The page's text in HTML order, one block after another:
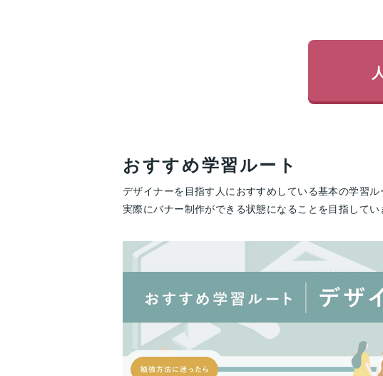
おすすめ学習ルート
デザイナーを目指す人におすすめしている基本の学習
実際にバナー制作ができる状態になることを目指してい